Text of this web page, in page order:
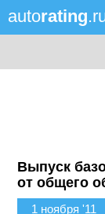
autorating
Выпуск
от общего
1 ноября '11